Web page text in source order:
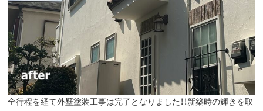
全行程を経て外壁塗装工事は完了となりました！！新築時の輝きを取